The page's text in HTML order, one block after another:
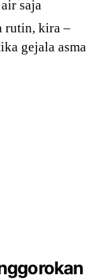
saja
rutin, kira –
gejala asma